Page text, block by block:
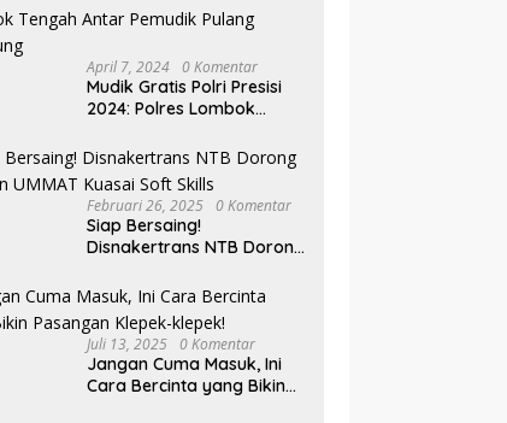
April 7, 2024 0 Komentar
Mudik Gratis Polri Presisi
2024: Polres Lombok
Pulang Kampung
Februari 26, 2025 0 Komentar
Siap Bersaing!
Disnakertrans NTB Dorong
Soft Skills
Juli 13, 2025 0 Komentar
Jangan Cuma Masuk, Ini
Cara Bercinta yang Bikin